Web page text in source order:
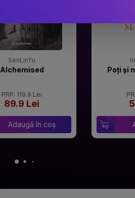
SenLinYu
Alchemised
PRP: 119.9 Lei
89.9 Lei
Adaugă în coș
Poți și